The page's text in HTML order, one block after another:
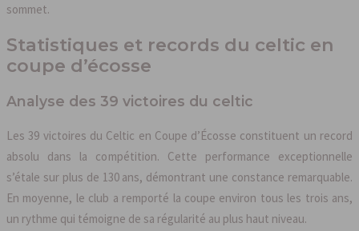
sommet.
Statistiques et records du celtic en
coupe d’écosse
Analyse des 39 victoires du celtic
Les 39 victoires du Celtic en Coupe d’Écosse constituent un record
absolu dans la compétition. Cette performance exceptionnelle
s’étale sur plus de 130 ans, démontrant une constance remarquable.
En moyenne, le club a remporté la coupe environ tous les trois ans,
un rythme qui témoigne de sa régularité au plus haut niveau.